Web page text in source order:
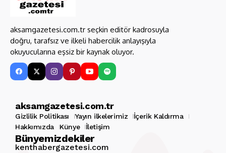
aksamgazetesi.com.tr seçkin editör kadrosuyla
doğru, tarafsız ve ilkeli habercilik anlayışıyla
okuyucularına eşsiz bir kaynak oluyor.
aksamgazetesi.com.tr
Gizlilik Politikası Yayın ilkelerimiz
İçerik Kaldırma
Hakkımızda
Künye İletişim
Bünyemizdekiler
kenthabergazetesi.com